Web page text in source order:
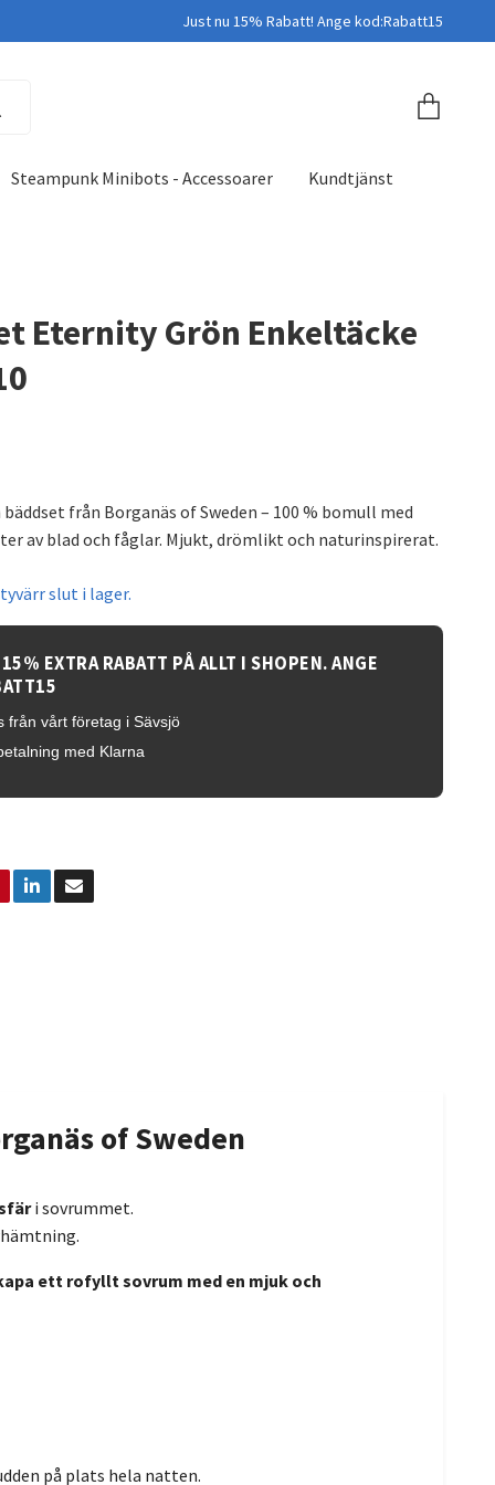
Just nu 15% Rabatt! Ange kod:Rabatt15
Steampunk Minibots - Accessoarer
Kundtjänst
Eternity Grön Enkeltäcke
från Borganäs of Sweden – 100 % bomull med
av blad och fåglar. Mjukt, drömlikt och naturinspirerat.
slut i lager.
EXTRA RABATT PÅ ALLT I SHOPEN. ANGE
från vårt företag i Sävsjö
med Klarna
of Sweden
i sovrummet.
ett rofyllt sovrum med en mjuk och
på plats hela natten.